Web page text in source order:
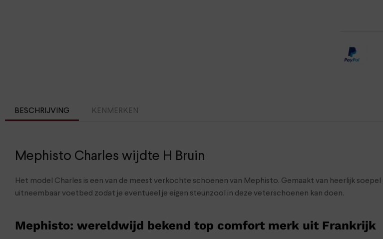
BESCHRIJVING KENMERKEN
Mephisto Charles wijdte H Bruin
Het model Charles is een van de meest verkochte schoenen van Mephisto. Gemaakt van heerlijk
uitneembaar voetbed zodat je eventueel je eigen steunzool in deze veterschoenen kan doen.
Mephisto: wereldwijd bekend top comfort merk uit Frankrijk